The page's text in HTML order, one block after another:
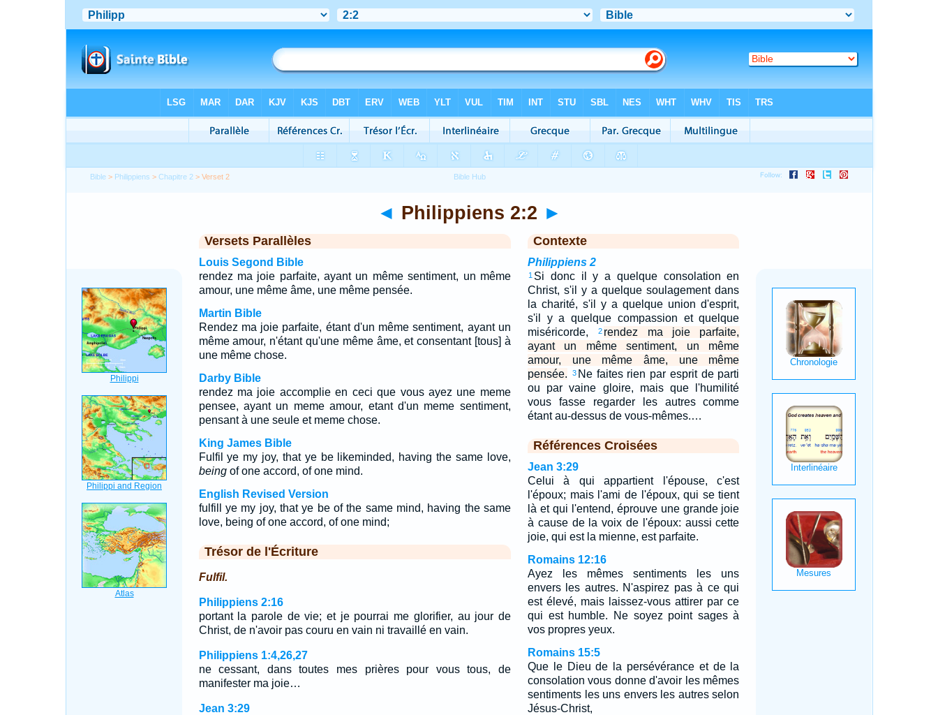
Bible > Philippiens >Chapitre 2 > Verset 2
◄ Philippiens 2:2 ►
Versets Parallèles
Louis Segond Bible
rendez ma joie parfaite, ayant un même sentiment, un même
amour, une même âme, une même pensée.
Martin Bible
Rendez ma joie parfaite, étant d'un même sentiment, ayant un
même amour, n'étant qu'une même âme, et consentant [tous] à
une même chose.
Darby Bible
rendez ma joie accomplie en ceci que vous ayez une meme
pensee, ayant un meme amour, etant d'un meme sentiment,
pensant à une seule et meme chose.
King James Bible
Fulfil ye my joy, that ye be likeminded, having the same love,
beingof one accord, of one mind.
English Revised Version
fulfill ye my joy, that ye be of the same mind, having the same
love, being of one accord, of one mind;
Trésor de l'Écriture
Fulfil.
Philippiens 2:16
portant la parole de vie; et je pourrai me glorifier, au jour de
Christ, de n'avoir pas couru en vain ni travaillé en vain.
Philippiens 1:4,26,27
ne cessant, dans toutes mes prières pour vous tous, de
manifester ma joie…
Jean 3:29
Contexte
Philippiens 2
1 Si donc il y a quelque consolation en
Christ, s'il y a quelque soulagement dans
la charité, s'il y a quelque union d'esprit,
s'il y a quelque compassion et quelque
miséricorde,
2 rendez ma joie parfaite,
ayant un même sentiment, un même
amour, une même âme, une même
pensée.
3 Ne faites rien par esprit de parti
ou par vaine gloire, mais que l'humilité
vous fasse regarder les autres comme
étant au-dessus de vous-mêmes.…
Références Croisées
Jean 3:29
Celui à qui appartient l'épouse, c'est
l'époux; mais l'ami de l'époux, qui se tient
là et qui l'entend, éprouve une grande joie
à cause de la voix de l'époux: aussi cette
joie, qui est la mienne, est parfaite.
Romains 12:16
Ayez les mêmes sentiments les uns
envers les autres. N'aspirez pas à ce qui
est élevé, mais laissez-vous attirer par ce
qui est humble. Ne soyez point sages à
vos propres yeux.
Romains 15:5
Que le Dieu de la persévérance et de la
consolation vous donne d'avoir les mêmes
sentiments les uns envers les autres selon
Jésus-Christ,